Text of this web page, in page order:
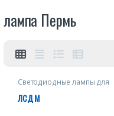
лампа Пермь
Светодиодные лампы для
заградительных огней
ЛСД М